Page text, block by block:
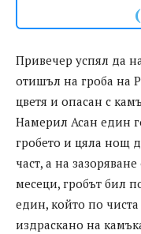
Привечер успял да
отишъл на гроба на
цветя и опасан с
Намерил Асан един
гробето и цяла нощ
част, а на
месеци, гробът бил
един, който по
издраскано на